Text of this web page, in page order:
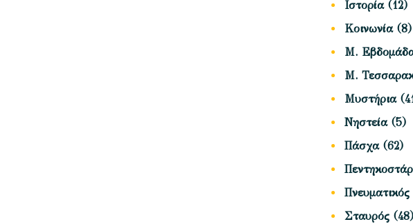
Ιστορία(12)
Κοινωνία(8)
Μ.
Μ.
Μυστήρια
Νηστεία(5)
Πάσχα(62)
Σταυρός (48)